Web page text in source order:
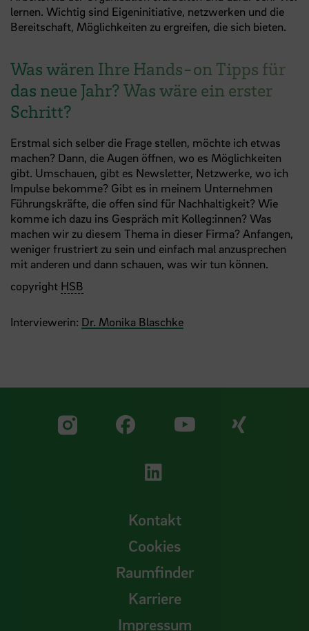
lernen. Wichtig sind Eigeninitiative, netzwerken und die
Bereitschaft, Möglichkeiten zu ergreifen, die sich bieten.
Was wären Ihre Hands-on Tipps für
das neue Jahr? Was wäre ein erster
Schritt?
Erstmal sich selber die Frage stellen, möchte ich etwas
machen? Dann, die Augen öffnen, wo es Möglichkeiten
gibt. Umschauen, gibt es Newsletter, Netzwerke, wo ich
Impulse bekomme? Gibt es in meinem Unternehmen
Führungskräfte, die offen sind für Nachhaltigkeit? Wie
komme ich dazu ins Gespräch mit Kolleg:innen? Was
machen wir zu diesem Thema in dieser Firma? Anfangen,
weniger frustriert zu sein und einfach mal anzusprechen
mit anderen und dann schauen, was wir tun können.
copyright HSB
Interviewerin: Dr. Monika Blaschke
Zu unserer Facebook
Zu
Zu unserer
Kontakt
Cookies
Raumfinder
Karriere
Impressum